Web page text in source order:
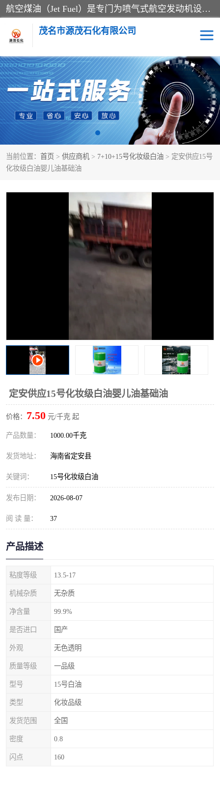
航空煤油（Jet Fuel）是专门为喷气式航空发动机设计的高纯度燃料，主要分为Jet A、Jet A-1和Jet B等类型。其特点是闪点高、低温流动性好，并添加了抗静电剂和抗氧化剂以确保飞行安全。航空煤油需
茂名市源茂石化有限公司
当前位置： 首页 > 供应商机 > 7+10+15号化妆级白油 > 定安供应15号
化妆级白油婴儿油基础油
定安供应15号化妆级白油婴儿油基础油
价格： 7.50 元/千克 起
产品数量： 1000.00千克
发货地址： 海南省定安县
关键词： 15号化妆级白油
发布日期： 2026-08-07
阅 读 量： 37
产品描述
粘度等级 13.5-17
机械杂质 无杂质
净含量 99.9%
是否进口 国产
外观 无色透明
质量等级 一品级
型号 15号白油
类型 化妆品级
发货范围 全国
密度 0.8
闪点 160
RP3航空煤油 D20+D30溶剂油
D40+D60溶剂油 D80+D100溶剂油
6号+120号溶剂油 260号溶剂油
异构烷烃 天然乳胶
26+32号化妆级白油 46+68号化妆级白油